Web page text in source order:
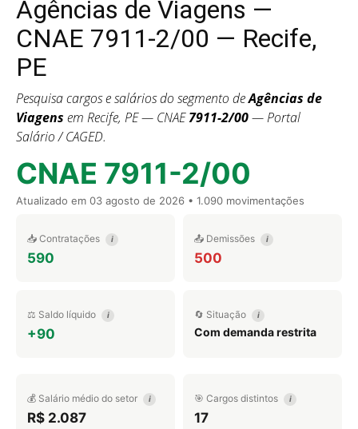
Agências de Viagens —
CNAE 7911-2/00 — Recife,
PE
Pesquisa cargos e salários do segmento deAgências de
Viagens em Recife, PE — CNAE7911-2/00— Portal
Salário / CAGED.
CNAE 7911-2/00
Atualizado em 03 agosto de 2026 • 1.090 movimentações
📥 Contratações i
590
📤 Demissões i
500
⚖️ Saldo líquido i
+90
🔄 Situação i
Com demanda restrita
💰 Salário médio do setor i
R$ 2.087
🎯 Cargos distintos i
17